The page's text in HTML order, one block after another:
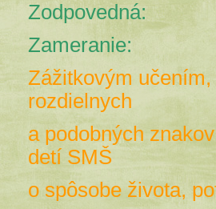
Zodpovedná:
Zameranie:
Zážitkovým
rozdielnych
a podobných
detí SMŠ
o spôsobe života,